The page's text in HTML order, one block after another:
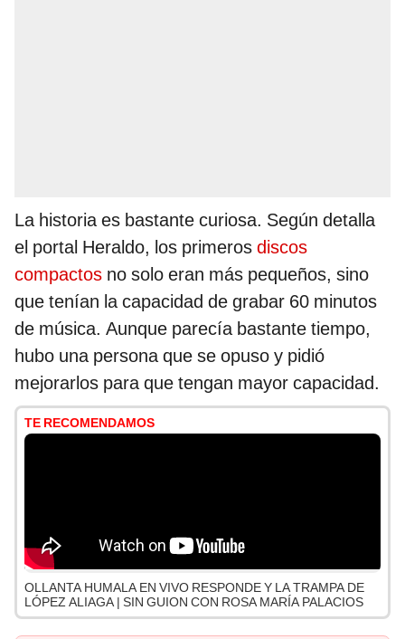
La historia es bastante curiosa. Según detalla
el portal Heraldo, los primeros discos
compactos no solo eran más pequeños, sino
que tenían la capacidad de grabar 60 minutos
de música. Aunque parecía bastante tiempo,
hubo una persona que se opuso y pidió
mejorarlos para que tengan mayor capacidad.
TE RECOMENDAMOS
OLLANTA HUMALA EN VIVO RESPONDE Y LA TRAMPA DE
LÓPEZ ALIAGA | SIN GUION CON ROSA MARÍA PALACIOS